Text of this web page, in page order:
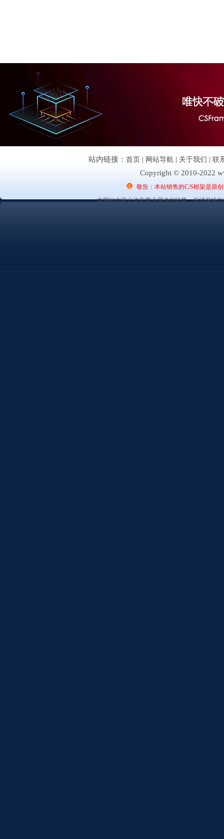
站内链接： 首页 | 网站导航 | 关于我们 | 联
Copyright © 2010-2022
敬告：本站销售的C/S框架是原
本网站内容允许非商业用途的转载，但须保持